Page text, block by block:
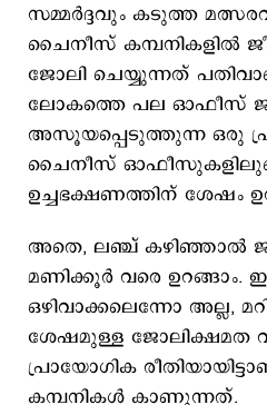
സമ്മർദ്ദവും കടുത്ത
ചൈനീസ് കമ്പനികളിൽ
ജോലി ചെയ്യുന്നത്
ലോകത്തെ പല ഓഫീസ്
അസൂയപ്പെടുത്തുന്ന ഒരു
ചൈനീസ്
ഉച്ചഭക്ഷണത്തിന് ശേഷം
അതെ, ലഞ്ച് കഴിഞ്ഞാൽ
മണിക്കൂർ വരെ ഉറങ്ങാം.
ഒഴിവാക്കലെന്നോ അല്ല,
ശേഷമുള്ള ജോലിക്ഷമത
പ്രായോഗിക
കമ്പനികൾ കാണുന്നത്.